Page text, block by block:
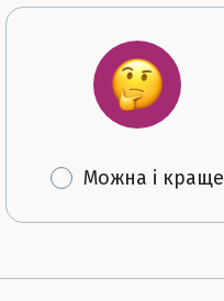
Можна і краще